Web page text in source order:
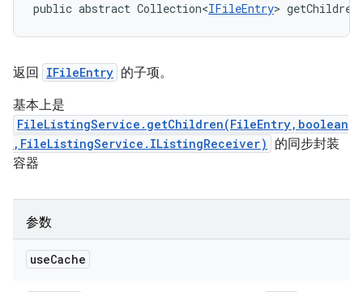
public abstract Collection<IFileEntry> getChildren
返回 IFileEntry 的子项。
基本上是
FileListingService.getChildren(FileEntry,boolean
,FileListingService.IListingReceiver)
的同步封装
容器
参数
useCache